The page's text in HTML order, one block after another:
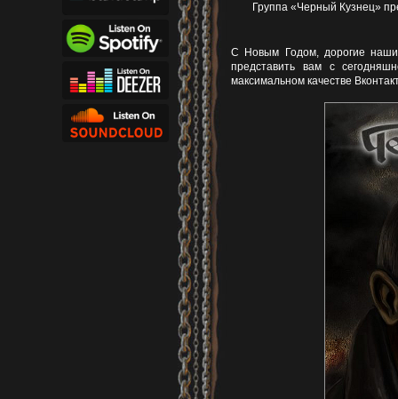
Группа «Черный Кузнец»
С Новым Годом, дорогие наши
представить вам с
максимальном качестве